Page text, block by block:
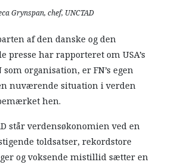
Grynspan, chef, UNCTAD
af den danske og den
presse har rapporteret om USA’s
som organisation, er FN’s egen
nuværende situation i verden
hen.
står verdensøkonomien ved en
toldsatser, rekordstore
og voksende mistillid sætter en